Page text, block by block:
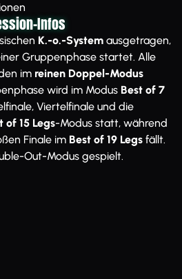
Infos
K.-o.-System ausgetragen,
Gruppenphase startet. Alle
im reinen Doppel-Modus
wird im Modus Best of 7
Viertelfinale und die
of 15 Legs-Modus statt, während
Finale im Best of 19 Legs fällt.
Out-Modus gespielt.